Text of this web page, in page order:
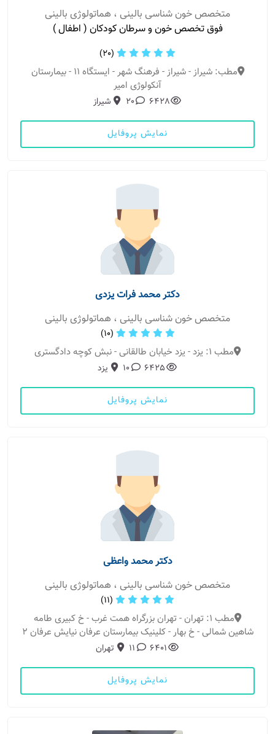
متخصص خون شناسی بالینی ، هماتولوژی بالینی
فوق تخصص خون و سرطان کودکان ( اطفال )
(20)
مطب: شیراز - شیراز - فرهنگ شهر - ایستگاه 11 - بیمارستان
آنکولوژی امیر
6428
20 شیراز
نمایش پروفایل
دکتر محمد فرات یزدی
متخصص خون شناسی بالینی ، هماتولوژی بالینی
(10)
مطب 1: یزد - یزد خیابان طالقانی - نبش کوچه دادگستری
6425
10 یزد
نمایش پروفایل
دکتر محمد واعظی
متخصص خون شناسی بالینی ، هماتولوژی بالینی
(11)
مطب 1: تهران - تهران بزرگراه همت غرب - خ کبیری طامه
شاهین شمالی - خ بهار - کلینیک بیمارستان عرفان نیایش عرفان ۲
6401
11 تهران
نمایش پروفایل